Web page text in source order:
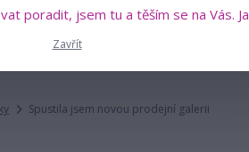
Šperky a
Spustila jsem novou prodejní galerii
poradit, jsem tu a těším se na Vás.
Zavřít